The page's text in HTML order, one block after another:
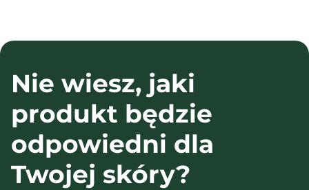
Nie wiesz, jaki
produkt będzie
odpowiedni dla
Twojej skóry?